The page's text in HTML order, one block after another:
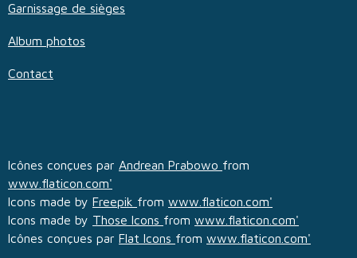
Garnissage de sièges
Album photos
Contact
Icônes conçues par Andrean Prabowo from
www.flaticon.com'
Icons made by Freepik from www.flaticon.com'
Icons made by Those Icons from www.flaticon.com'
Icônes conçues par Flat Icons from www.flaticon.com'